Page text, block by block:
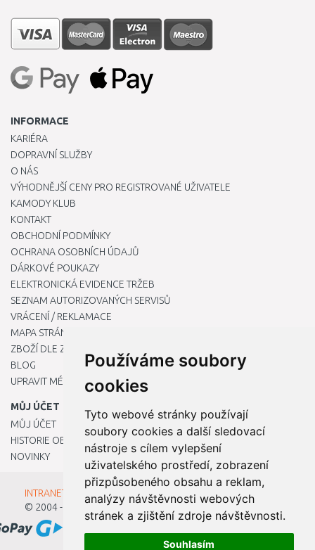
Používáme soubory
cookies
Tyto webové stránky používají
soubory cookies a další sledovací
nástroje s cílem vylepšení
uživatelského prostředí, zobrazení
přizpůsobeného obsahu a reklam,
analýzy návštěvnosti webových
stránek a zjištění zdroje návštěvnosti.
Souhlasím
INFORMACE
KARIÉRA
DOPRAVNÍ SLUŽBY
O NÁS
VÝHODNĚJŠÍ CENY PRO REGISTROVANÉ UŽIVATELE
KAMODY KLUB
KONTAKT
OBCHODNÍ PODMÍNKY
OCHRANA OSOBNÍCH ÚDAJŮ
DÁRKOVÉ POUKAZY
ELEKTRONICKÁ EVIDENCE TRŽEB
SEZNAM AUTORIZOVANÝCH SERVISŮ
VRÁCENÍ / REKLAMACE
MAPA STRÁNKY
ZBOŽÍ DLE ZNAČEK
BLOG
UPRAVIT MÉ PŘEDVOLBY COOKIES
MŮJ ÚČET
MŮJ ÚČET
HISTORIE OBJEDNÁVEK
NOVINKY
INTRANET - Přihlášení pro zaměstnance
© 2004 - 2026
Kamody s.r.o.